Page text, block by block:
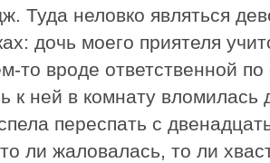
Туда неловко являться
дочь моего приятеля
то вроде ответственной
к ней в комнату
переспать с
ли жаловалась, то ли